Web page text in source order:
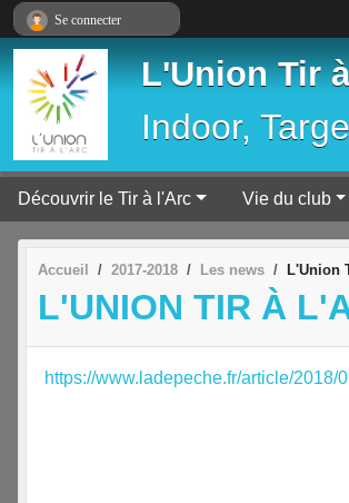
L'Union Tir
Indoor,
Découvrir le Tir à l'Arc Vie du club
Accueil 2017-2018 Les news L'Union
L'UNION TIR À
https://www.ladepeche.fr/article/
Se connecter
Panneau de gestion des cookies